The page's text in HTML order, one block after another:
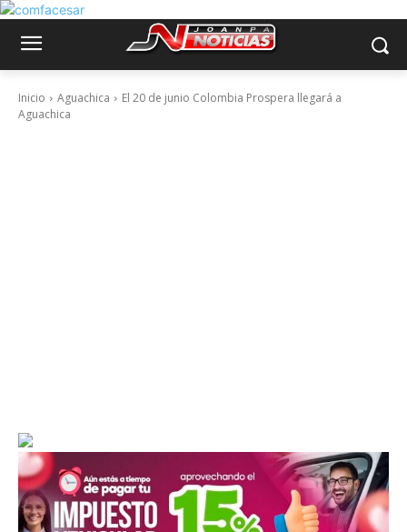
Inicio Aguachica
El 20 de junio Colombia Prospera llegará a
Aguachica